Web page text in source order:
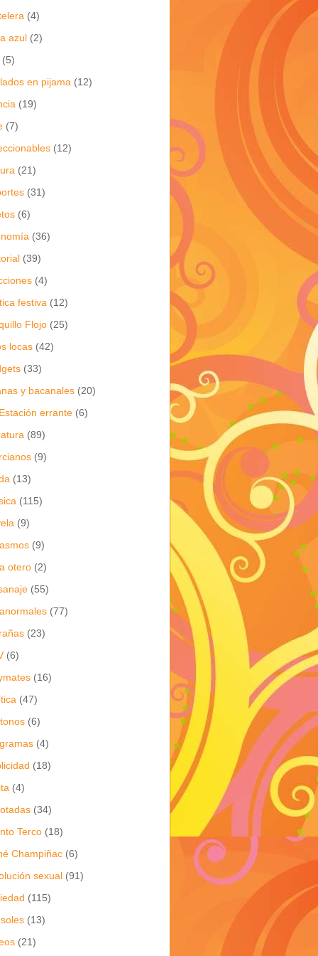
(4)
azul (2)
(5)
en pijama (12)
(19)
(7)
(12)
(21)
(31)
(6)
(36)
(39)
(4)
festiva (12)
Flojo (25)
locas (42)
(33)
y bacanales (20)
errante (6)
(89)
(9)
(13)
(115)
(9)
(9)
otero (2)
(55)
(77)
(23)
(6)
(16)
(47)
(6)
(4)
(18)
(4)
(34)
Terco (18)
Champiñac (6)
sexual (91)
(115)
(13)
(21)